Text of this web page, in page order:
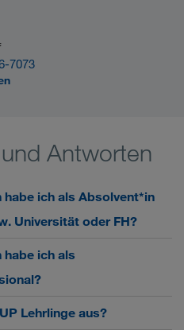
7073
Antworten
ich als Absolvent*in
Universität oder FH?
habe ich als
Lehrlinge aus?